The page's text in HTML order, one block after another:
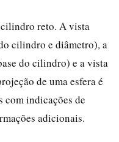
reto. A vista
cilindro e diâmetro), a
do cilindro) e a vista
de uma esfera é
com indicações de
adicionais.